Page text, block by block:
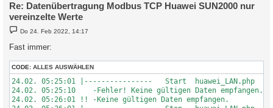
Re: Datenübertragung Modbus TCP Huawei SUN2000 nur
vereinzelte Werte
B
e
t
a
Do 24. Feb 2022, 14:17
Fast immer:
CODE: ALLES AUSWÄHLEN
24.02. 05:25:01 |----------------   Start
24.02. 05:25:10    -Fehler! Keine gültigen Daten empfangen.
24.02. 05:26:01 !! -Keine gültigen Daten empfangen.